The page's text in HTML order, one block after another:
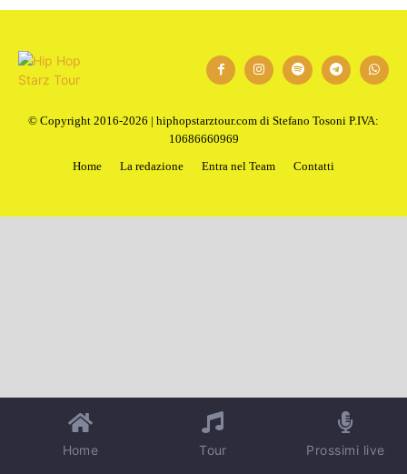
© Copyright 2016-2026 | hiphopstarztour.com di Stefano Tosoni P.IVA:
10686660969
Home
La redazione Entra nel Team Contatti
Home Tour Prossimi live